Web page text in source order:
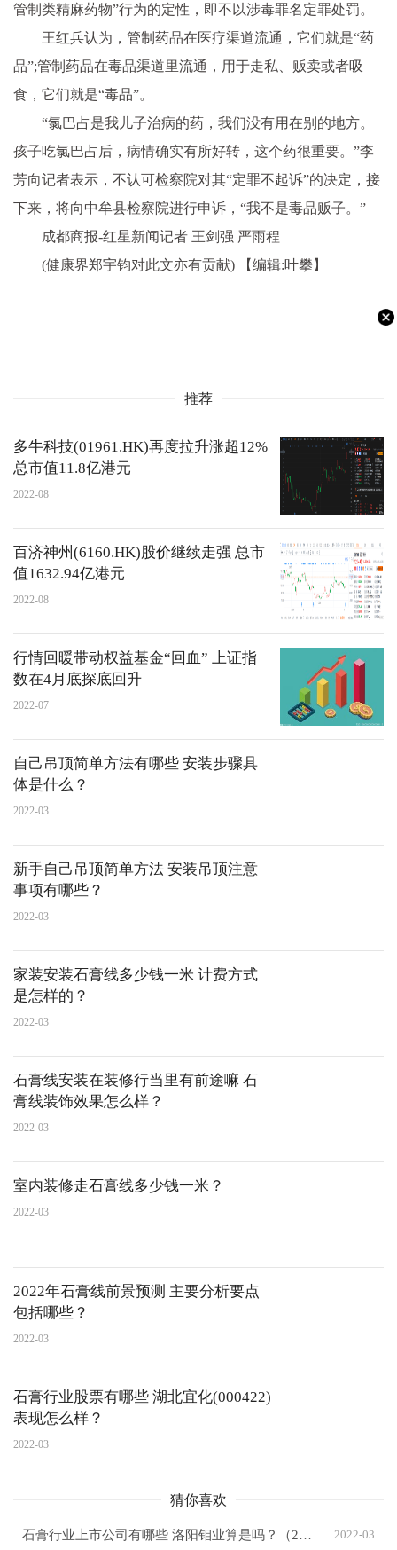
管制类精麻药物”行为的定性 ，即不以涉毒罪名定罪处罚。
王红兵认为，管制药品在医疗渠道流通，它们就是“药
品”;管制药品在毒品渠道里流通，用于走私、贩卖或者吸
食，它们就是“毒品”。
“氯巴占是我儿子治病的药，我们没有用在别的地方。
孩子吃氯巴占后，病情确实有所好转，这个药很重要。”李
芳向记者表示，不认可检察院对其“定罪不起诉”的决定，接
下来，将向中牟县检察院进行申诉，“我不是毒品贩子。”
成都商报-红星新闻记者 王剑强 严雨程
(健康界郑宇钧对此文亦有贡献) 【编辑:叶攀】
推荐
多牛科技(01961.HK)再度拉升涨超12%
总市值11.8亿港元
2022-08
百济神州(6160.HK)股价继续走强 总市
值1632.94亿港元
2022-08
行情回暖带动权益基金“回血” 上证指
数在4月底探底回升
2022-07
自己吊顶简单方法有哪些 安装步骤具
体是什么？
2022-03
新手自己吊顶简单方法 安装吊顶注意
事项有哪些？
2022-03
家装安装石膏线多少钱一米 计费方式
是怎样的？
2022-03
石膏线安装在装修行当里有前途嘛 石
膏线装饰效果怎么样？
2022-03
室内装修走石膏线多少钱一米？
2022-03
2022年石膏线前景预测 主要分析要点
包括哪些？
2022-03
石膏行业股票有哪些 湖北宜化(000422)
表现怎么样？
2022-03
猜你喜欢
石膏行业上市公司有哪些 洛阳钼业算是吗？（2022/3/11） 2022-03